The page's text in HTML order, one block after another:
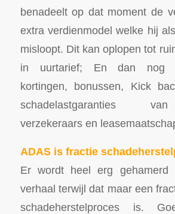
benadeelt op dat moment de
extra verdienmodel welke hij
misloopt. Dit kan oplopen tot
in uurtarief; En dan nog
kortingen, bonussen, Kick
schadelastgaranties
verzekeraars en
ADAS is fractie
Er wordt heel erg gehamerd
verhaal terwijl dat maar een
schadeherstelproces is.